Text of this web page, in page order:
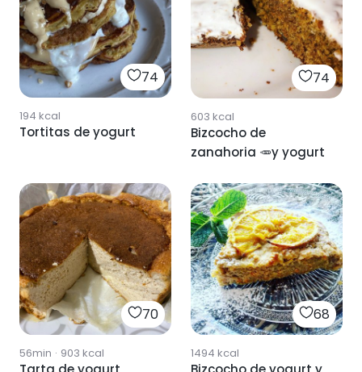
74
194 kcal
Tortitas de yogurt
74
603 kcal
Bizcocho de
zanahoria 🥕y yogurt
70
56min · 903 kcal
68
1494 kcal